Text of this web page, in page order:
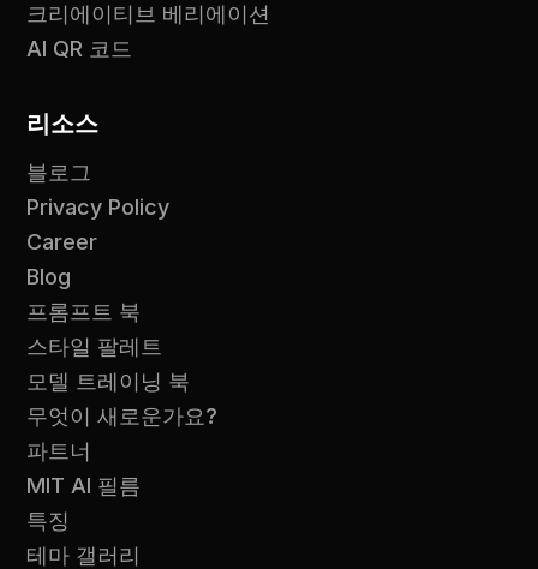
크리에이티브 베리에이션
AI QR 코드
리소스
블로그
Privacy Policy
Career
Blog
프롬프트 북
스타일 팔레트
모델 트레이닝 북
무엇이 새로운가요?
파트너
MIT AI 필름
특징
테마 갤러리